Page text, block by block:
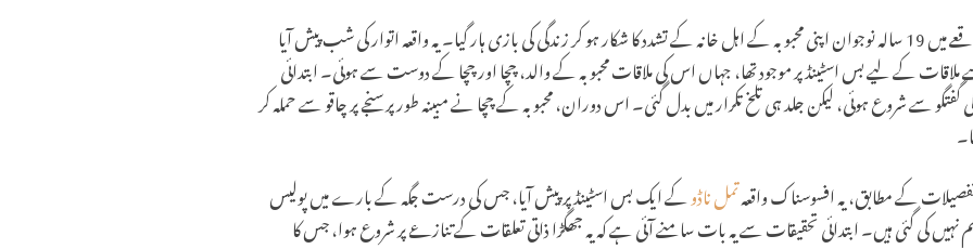
تمل ناڈو کے علاقے میں ایک دلخراش واقعے میں 19 سالہ نوجوان اپنی محبوبہ کے اہل خانہ کے تشدد کا شکار ہو کر زندگی کی بازی ہار گیا۔ یہ واقعہ اتوار کی شب پیش آیا
ملاقات کے لیے بس اسٹینڈ پر موجود تھا، جہاں اس کی ملاقات محبوبہ کے والد، چچا اور چچا کے دوست سے ہوئی۔ ابتدائی
سے شروع ہوئی، لیکن جلد ہی تلخ تکرار میں بدل گئی۔ اس دوران، محبوبہ کے چچا نے مبینہ طور پر سنجے پر چاقو سے حملہ کر
کے مطابق، یہ افسوسناک واقعہتمل ناڈوکے ایک بس اسٹینڈ پر پیش آیا، جس کی درست جگہ کے بارے میں پولیس
کی گئی ہیں۔ ابتدائی تحقیقات سے یہ بات سامنے آئی ہے کہ یہ جھگڑا ذاتی تعلقات کے تنازعے پر شروع ہوا، جس کا